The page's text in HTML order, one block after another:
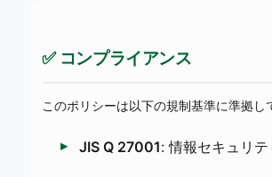
✅ コンプライアンス
このポリシーは以下の規制基準に準拠し
JIS Q 27001: 情報セキュリテ